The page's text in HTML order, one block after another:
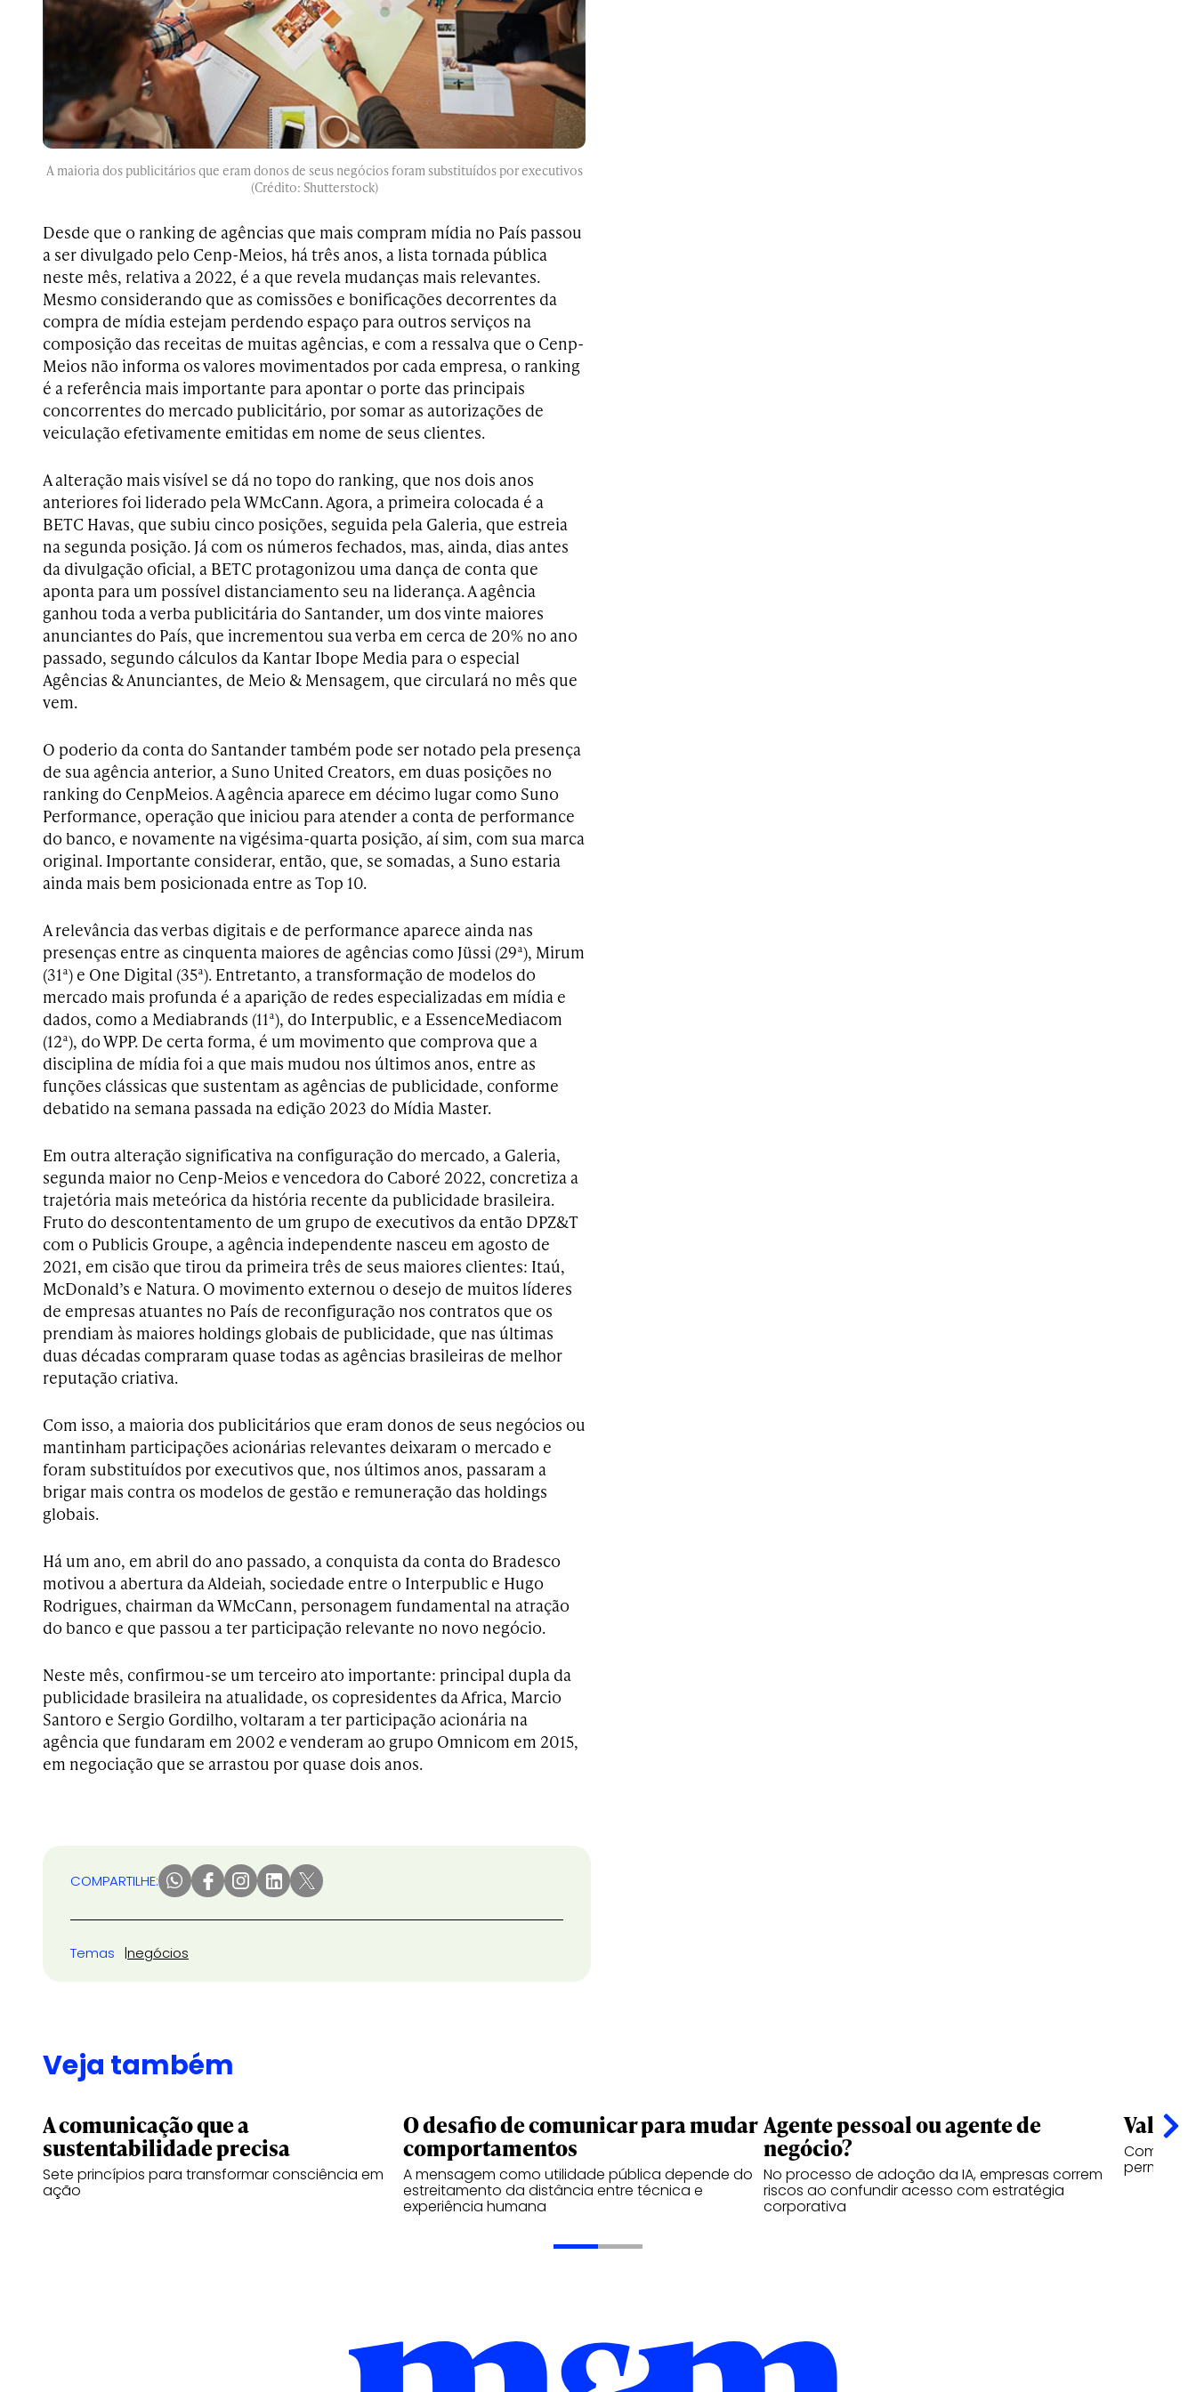
A maioria dos publicitários que eram donos de seus negócios foram substituídos por executivos
(Crédito: Shutterstock)
Desde que o ranking de agências que mais compram mídia no País passou
a ser divulgado pelo Cenp-Meios, há três anos, a lista tornada pública
neste mês, relativa a 2022, é a que revela mudanças mais relevantes.
Mesmo considerando que as comissões e bonificações decorrentes da
compra de mídia estejam perdendo espaço para outros serviços na
composição das receitas de muitas agências, e com a ressalva que o Cenp-
Meios não informa os valores movimentados por cada empresa, o ranking
é a referência mais importante para apontar o porte das principais
concorrentes do mercado publicitário, por somar as autorizações de
veiculação efetivamente emitidas em nome de seus clientes.
A alteração mais visível se dá no topo do ranking, que nos dois anos
anteriores foi liderado pela WMcCann. Agora, a primeira colocada é a
BETC Havas, que subiu cinco posições, seguida pela Galeria, que estreia
na segunda posição. Já com os números fechados, mas, ainda, dias antes
da divulgação oficial, a BETC protagonizou uma dança de conta que
aponta para um possível distanciamento seu na liderança. A agência
ganhou toda a verba publicitária do Santander, um dos vinte maiores
anunciantes do País, que incrementou sua verba em cerca de 20% no ano
passado, segundo cálculos da Kantar Ibope Media para o especial
Agências & Anunciantes, de Meio & Mensagem, que circulará no mês que
vem.
O poderio da conta do Santander também pode ser notado pela presença
de sua agência anterior, a Suno United Creators, em duas posições no
ranking do CenpMeios. A agência aparece em décimo lugar como Suno
Performance, operação que iniciou para atender a conta de performance
do banco, e novamente na vigésima-quarta posição, aí sim, com sua marca
original. Importante considerar, então, que, se somadas, a Suno estaria
ainda mais bem posicionada entre as Top 10.
A relevância das verbas digitais e de performance aparece ainda nas
presenças entre as cinquenta maiores de agências como Jüssi (29ª), Mirum
(31ª) e One Digital (35ª). Entretanto, a transformação de modelos do
mercado mais profunda é a aparição de redes especializadas em mídia e
dados, como a Mediabrands (11ª), do Interpublic, e a EssenceMediacom
(12ª), do WPP. De certa forma, é um movimento que comprova que a
disciplina de mídia foi a que mais mudou nos últimos anos, entre as
funções clássicas que sustentam as agências de publicidade, conforme
debatido na semana passada na edição 2023 do Mídia Master.
Em outra alteração significativa na configuração do mercado, a Galeria,
segunda maior no Cenp-Meios e vencedora do Caboré 2022, concretiza a
trajetória mais meteórica da história recente da publicidade brasileira.
Fruto do descontentamento de um grupo de executivos da então DPZ&T
com o Publicis Groupe, a agência independente nasceu em agosto de
2021, em cisão que tirou da primeira três de seus maiores clientes: Itaú,
McDonald’s e Natura. O movimento externou o desejo de muitos líderes
de empresas atuantes no País de reconfiguração nos contratos que os
prendiam às maiores holdings globais de publicidade, que nas últimas
duas décadas compraram quase todas as agências brasileiras de melhor
reputação criativa.
Com isso, a maioria dos publicitários que eram donos de seus negócios ou
mantinham participações acionárias relevantes deixaram o mercado e
foram substituídos por executivos que, nos últimos anos, passaram a
brigar mais contra os modelos de gestão e remuneração das holdings
globais.
Há um ano, em abril do ano passado, a conquista da conta do Bradesco
motivou a abertura da Aldeiah, sociedade entre o Interpublic e Hugo
Rodrigues, chairman da WMcCann, personagem fundamental na atração
do banco e que passou a ter participação relevante no novo negócio.
Neste mês, confirmou-se um terceiro ato importante: principal dupla da
publicidade brasileira na atualidade, os copresidentes da Africa, Marcio
Santoro e Sergio Gordilho, voltaram a ter participação acionária na
agência que fundaram em 2002 e venderam ao grupo Omnicom em 2015,
em negociação que se arrastou por quase dois anos.
COMPARTILHE:
Temas negócios
Veja também
A comunicação que a
sustentabilidade precisa
Sete princípios para transformar consciência em
ação
O desafio de comunicar para mudar
comportamentos
A mensagem como utilidade pública depende do
estreitamento da distância entre técnica e
experiência humana
Agente pessoal ou agente de
negócio?
No processo de adoção da IA, empresas correm
riscos ao confundir acesso com estratégia
corporativa
Valor
Como a